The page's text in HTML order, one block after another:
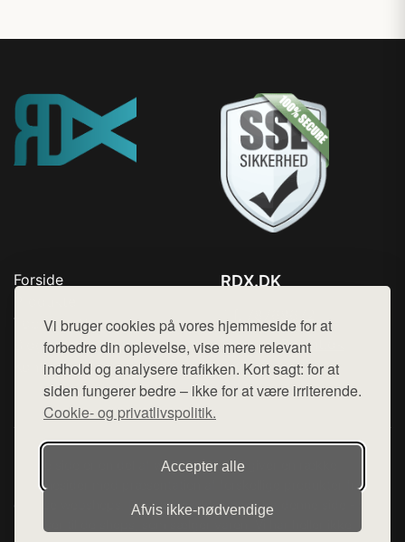
Vi bruger cookies på vores hjemmeside for at
forbedre din oplevelse, vise mere relevant
indhold og analysere trafikken. Kort sagt: for at
siden fungerer bedre – ikke for at være irriterende.
Cookie- og privatlivspolitik.
Accepter alle
Afvis ikke‑nødvendige
Forside
Top Rabatter
Blog
Kontakt
RDX.DK
Mail: hej@want.dk
Cookie- og privatlivspolitik
Denne side er en del af want.dk, der udgiver en række
hjemmesider med præsentation af forskellige produkter fra
diverse webshops. Der sælges ikke varer fra denne side - vi
henviser til de shops, som sælger varen. Vi har heller ikke